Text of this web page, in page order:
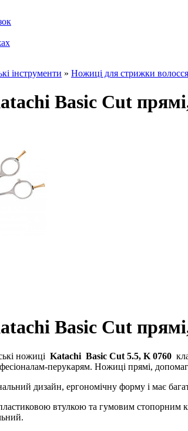
інструменти » Ножиці для стрижки волосся
Basic Cut
Basic Cut
ножиці Katachi Basic Cut 5.5, K 0760
перукарям. Ножиці прямі,
дизайн, ергономічну форму і має
втулкою та гумовим стопорним